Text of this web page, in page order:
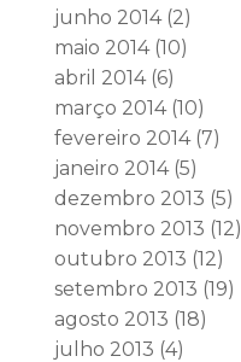
junho 2014(2)
maio 2014(10)
abril 2014(6)
março 2014(10)
fevereiro 2014(7)
janeiro 2014(5)
dezembro 2013 (5)
novembro 2013 (12)
outubro 2013 (12)
setembro 2013 (19)
agosto 2013 (18)
julho 2013 (4)